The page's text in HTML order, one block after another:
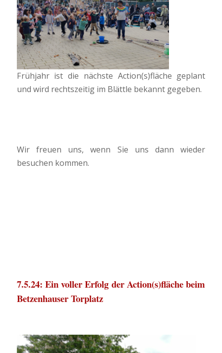
Frühjahr ist die nächste Action(s)fläche geplant
und wird rechtszeitig im Blättle bekannt gegeben.
Wir freuen uns, wenn Sie uns dann wieder
besuchen kommen.
7.5.24: Ein voller Erfolg der Action(s)fläche beim
Betzenhauser Torplatz